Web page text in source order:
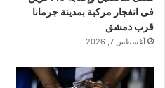
فى انفجار مركبة بمدينة جرمانا
قرب دمشق
أغسطس 7, 2026